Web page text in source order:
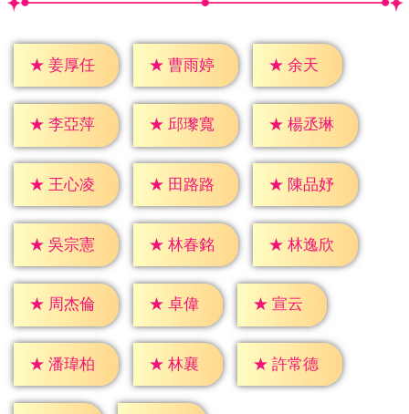
★ 姜厚任 ★ 曹雨婷 ★ 余天
★ 李亞萍 ★ 邱瓈寬 ★ 楊丞琳
★ 王心凌 ★ 田路路 ★ 陳品妤
★ 吳宗憲 ★ 林春銘 ★ 林逸欣
★ 周杰倫 ★ 卓偉 ★ 宣云
★ 潘瑋柏 ★ 林襄 ★ 許常德